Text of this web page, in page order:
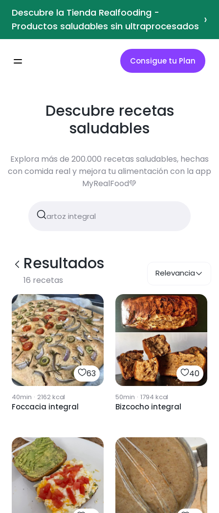
Descubre la Tienda Realfooding -
Productos saludables sin ultraprocesados ›
Consigue tu Plan
Descubre recetas
saludables
Explora más de 200.000 recetas saludables, hechas
con comida real y mejora tu alimentación con la app
MyRealFood💚
Resultados
16 recetas
Relevancia
63
40min · 2162kcal
Foccacia integral
40
50min · 1794 kcal
Bizcocho integral